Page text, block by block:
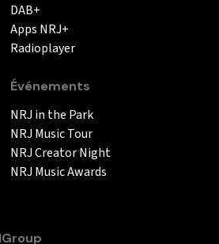
DAB+
Apps NRJ+
Radioplayer
Événements
NRJ in the Park
NRJ Music Tour
NRJ Creator Night
NRJ Music Awards